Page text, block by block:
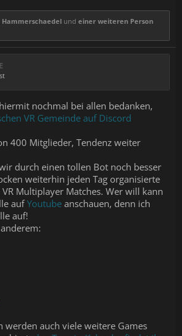
Hammerschaedel und einer weiteren Person
nochmal bei allen bedanken,
VR Gemeinde auf Discord
400 Mitglieder, Tendenz weiter
durch einen tollen Bot noch besser
weiterhin jeden Tag organisierte
Multiplayer Matches. Wer will kann
aufYoutube anschauen, denn ich
auf!
werden auch viele weitere Games